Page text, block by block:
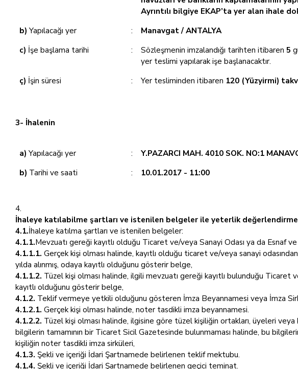
Ayrıntılı bilgiye EKAP’ta yer alan ihale
b)Yapılacağı yer :
Manavgat / ANTALYA
c) İşe başlama tarihi : Sözleşmenin imzalandığı tarihten itibaren 5
yer teslimi yapılarak işe başlanacaktır.
ç) İşin süresi : Yer tesliminden itibaren 120 (Yüzyirmi)
3- İhalenin
a)Yapılacağı yer :
Y.PAZARCI MAH. 4010 SOK. NO:1
b) Tarihi ve saati : 10.01.2017 - 11:00
İhaleye katılabilme şartları ve istenilen belgeler ile yeterlik
4.1.İhaleye katılma şartları ve istenilen belgeler:
4.1.1.Mevzuatı gereği kayıtlı olduğu Ticaret ve/veya Sanayi Odası ya da Esnaf
4.1.1.1. Gerçek kişi olması halinde, kayıtlı olduğu ticaret ve/veya sanayi
yılda alınmış, odaya kayıtlı olduğunu gösterir belge,
4.1.1.2. Tüzel kişi olması halinde, ilgili mevzuatı gereği kayıtlı bulunduğu Ticaret
kayıtlı olduğunu gösterir belge,
4.1.2. Teklif vermeye yetkili olduğunu gösteren İmza Beyannamesi veya İmza
4.1.2.1. Gerçek kişi olması halinde, noter tasdikli imza beyannamesi.
4.1.2.2. Tüzel kişi olması halinde, ilgisine göre tüzel kişiliğin ortakları, üyeleri
bilgilerin tamamının bir Ticaret Sicil Gazetesinde bulunmaması halinde, bu
kişiliğin noter tasdikli imza sirküleri,
4.1.3. Şekli ve içeriği İdari Şartnamede belirlenen teklif mektubu.
4.1.4. Şekli ve içeriği İdari Şartnamede belirlenen geçici teminat.